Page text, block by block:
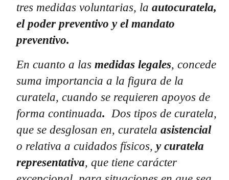
tres medidas voluntarias, la autocuratela,
el poder preventivo y el mandato
preventivo.
En cuanto a las medidas legales, concede
suma importancia a la figura de la
curatela, cuando se requieren apoyos de
forma continuada.
Dos tipos de curatela,
que se desglosan en, curatela asistencial
o relativa a cuidados físicos, y curatela
representativa, que tiene carácter